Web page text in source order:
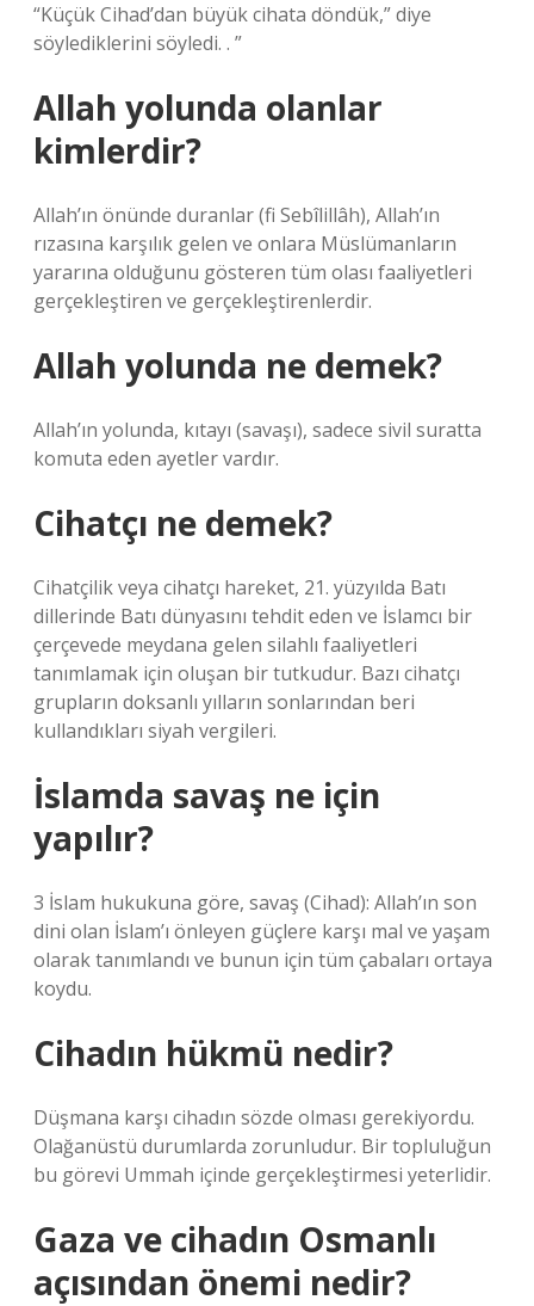
“Küçük Cihad’dan büyük cihata döndük,” diye
söylediklerini söyledi. . ”
Allah yolunda olanlar
kimlerdir?
Allah’ın önünde duranlar (fi Sebîlillâh), Allah’ın
rızasına karşılık gelen ve onlara Müslümanların
yararına olduğunu gösteren tüm olası faaliyetleri
gerçekleştiren ve gerçekleştirenlerdir.
Allah yolunda ne demek?
Allah’ın yolunda, kıtayı (savaşı), sadece sivil suratta
komuta eden ayetler vardır.
Cihatçı ne demek?
Cihatçilik veya cihatçı hareket, 21. yüzyılda Batı
dillerinde Batı dünyasını tehdit eden ve İslamcı bir
çerçevede meydana gelen silahlı faaliyetleri
tanımlamak için oluşan bir tutkudur. Bazı cihatçı
grupların doksanlı yılların sonlarından beri
kullandıkları siyah vergileri.
İslamda savaş ne için
yapılır?
3 İslam hukukuna göre, savaş (Cihad): Allah’ın son
dini olan İslam’ı önleyen güçlere karşı mal ve yaşam
olarak tanımlandı ve bunun için tüm çabaları ortaya
koydu.
Cihadın hükmü nedir?
Düşmana karşı cihadın sözde olması gerekiyordu.
Olağanüstü durumlarda zorunludur. Bir topluluğun
bu görevi Ummah içinde gerçekleştirmesi yeterlidir.
Gaza ve cihadın Osmanlı
açısından önemi nedir?